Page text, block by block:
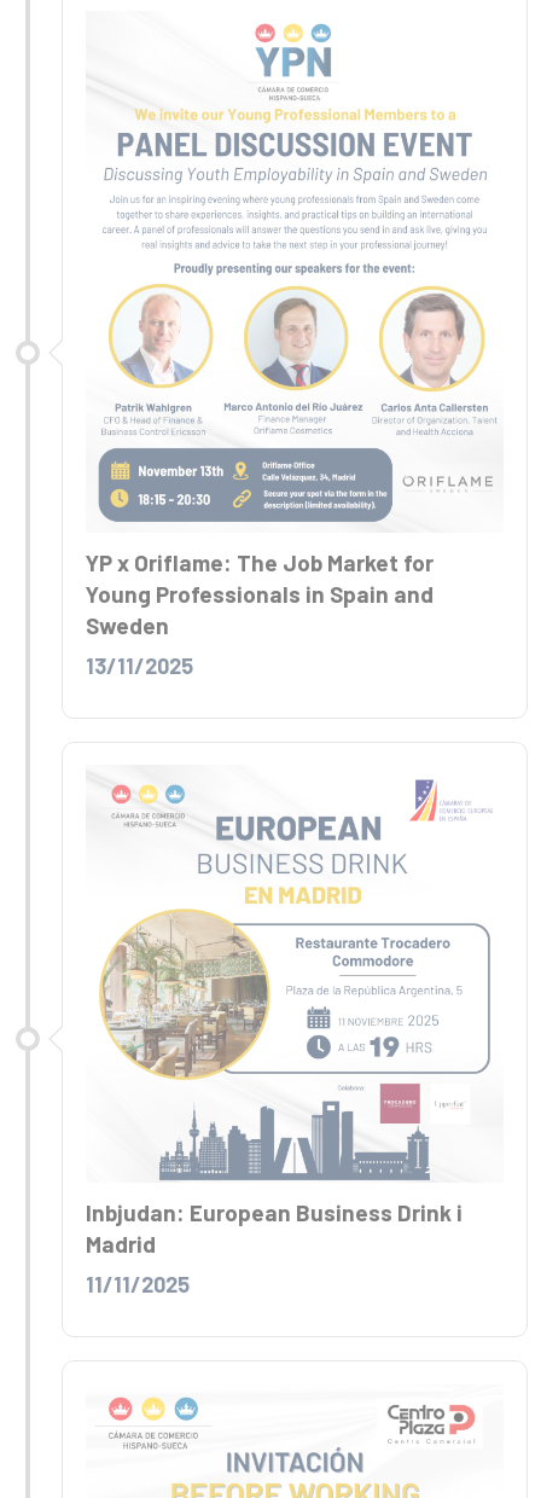
YP x Oriflame: The Job Market for
Young Professionals in Spain and
Sweden
13/11/2025
Inbjudan: European Business Drink i
Madrid
11/11/2025